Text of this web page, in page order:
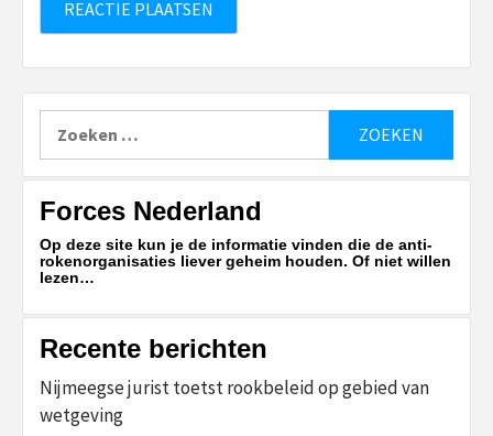
naar:
Forces Nederland
Op deze site kun je de informatie vinden die de anti-
rokenorganisaties liever geheim houden. Of niet willen
lezen…
Recente berichten
Nijmeegse jurist toetst rookbeleid op gebied van
wetgeving